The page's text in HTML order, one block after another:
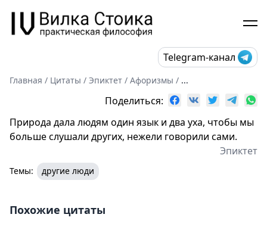
Telegram-канал
Главная / Цитаты / Эпиктет / Афоризмы / ...
Поделиться:
Природа дала людям один язык и два уха, чтобы мы
больше слушали других, нежели говорили сами.
Эпиктет
Темы: другие люди
Похожие цитаты